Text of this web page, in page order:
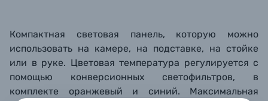
Компактная световая панель, которую можно
использовать на камере, на подставке, на стойке
или в руке. Цветовая температура регулируется с
помощью конверсионных светофильтров, в
комплекте оранжевый и синий. Максимальная